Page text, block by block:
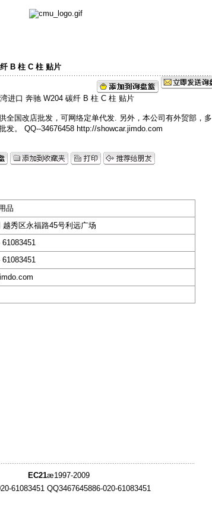
B 柱 C 柱 贴片
全国改店批发，可网络定单代发. 另外，本公司有外贸部，多
发。 QQ--34676458 http://showcar.jimdo.com
品
越秀区永福路45号利远广场
EC21æ1997-2009
61083451 QQ3467645886-020-61083451